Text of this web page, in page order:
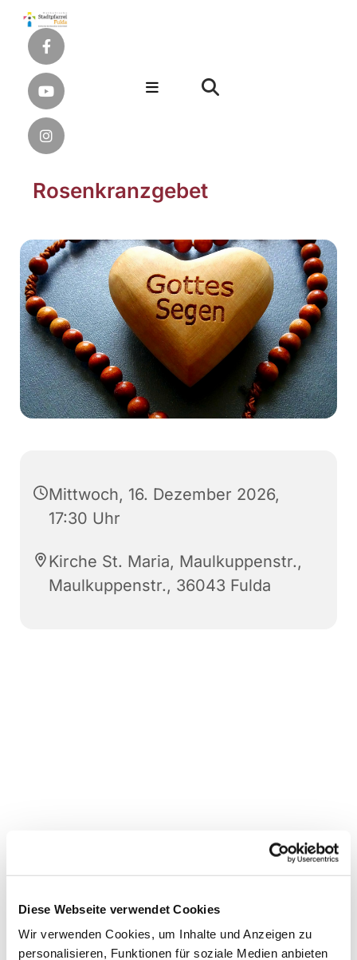
Diese Webseite verwendet Cookies
Wir verwenden Cookies, um Inhalte und Anzeigen zu
personalisieren, Funktionen für soziale Medien anbieten
Rosenkranzgebet
Mittwoch, 16. Dezember 2026,
17:30 Uhr
Kirche St. Maria, Maulkuppenstr.,
Maulkuppenstr., 36043 Fulda